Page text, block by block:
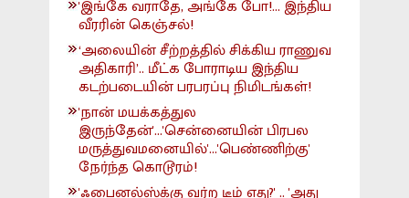
'இங்கே வராதே, அங்கே போ!... இந்திய
வீரரின் கெஞ்சல்!
‘அலையின் சீற்றத்தில் சிக்கிய ராணுவ
அதிகாரி’.. மீட்க போராடிய இந்திய
கடற்படையின் பரபரப்பு நிமிடங்கள்!
'நான் மயக்கத்துல
இருந்தேன்'...'சென்னையின் பிரபல
மருத்துவமனையில்'...'பெண்ணிற்கு'
நேர்ந்த கொடூரம்!
'ஃபைனல்ஸ்க்கு வர்ற டீம் எது?' .. 'அது